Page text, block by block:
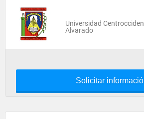
Universidad
Alvarado
Solicitar